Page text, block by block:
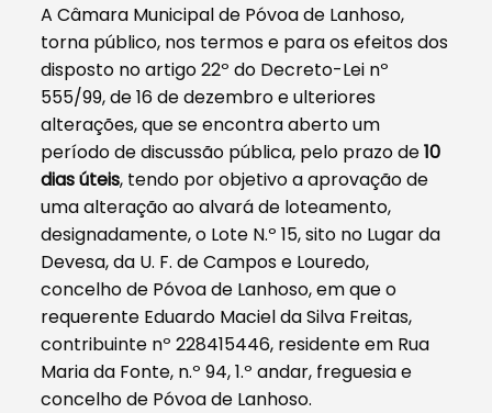
A Câmara Municipal de Póvoa de Lanhoso,
torna público, nos termos e para os efeitos dos
disposto no artigo 22º do Decreto-Lei nº
555/99, de 16 de dezembro e ulteriores
alterações, que se encontra aberto um
período de discussão pública, pelo prazo de10
dias úteis, tendo por objetivo a aprovação de
uma alteração ao alvará de loteamento,
designadamente, o Lote N.º 15, sito no Lugar da
Devesa, da U. F. de Campos e Louredo,
concelho de Póvoa de Lanhoso, em que o
requerente Eduardo Maciel da Silva Freitas,
contribuinte nº 228415446, residente em Rua
Maria da Fonte, n.º 94, 1.º andar, freguesia e
concelho de Póvoa de Lanhoso.